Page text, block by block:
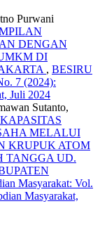
Purwani
DENGAN
DI
, BESIRU
7 (2024):
Juli 2024
Sutanto,
MELALUI
KRUPUK ATOM
TANGGA UD.
Masyarakat: Vol.
Masyarakat,